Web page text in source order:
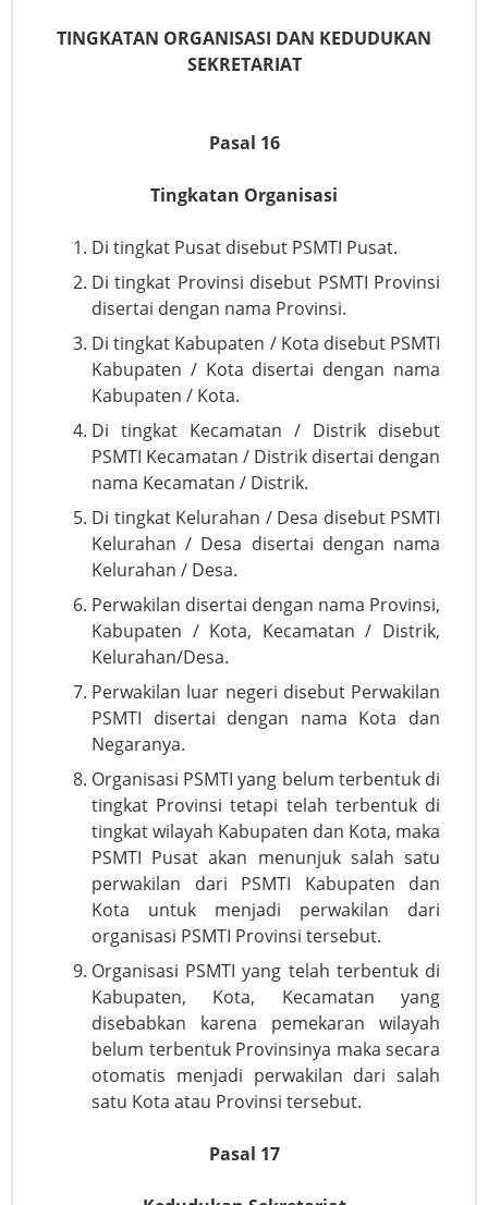
TINGKATAN ORGANISASI DAN KEDUDUKAN
SEKRETARIAT
Pasal 16
Tingkatan Organisasi
Di tingkat Pusat disebut PSMTI Pusat.
Di tingkat Provinsi disebut PSMTI Provinsi
disertai dengan nama Provinsi.
Di tingkat Kabupaten / Kota disebut PSMTI
Kabupaten / Kota disertai dengan nama
Kabupaten / Kota.
Di tingkat Kecamatan / Distrik disebut
PSMTI Kecamatan / Distrik disertai dengan
nama Kecamatan / Distrik.
Di tingkat Kelurahan / Desa disebut PSMTI
Kelurahan / Desa disertai dengan nama
Kelurahan / Desa.
Perwakilan disertai dengan nama Provinsi,
Kabupaten / Kota, Kecamatan / Distrik,
Kelurahan/Desa.
Perwakilan luar negeri disebut Perwakilan
PSMTI disertai dengan nama Kota dan
Negaranya.
Organisasi PSMTI yang belum terbentuk di
tingkat Provinsi tetapi telah terbentuk di
tingkat wilayah Kabupaten dan Kota, maka
PSMTI Pusat akan menunjuk salah satu
perwakilan dari PSMTI Kabupaten dan
Kota untuk menjadi perwakilan dari
organisasi PSMTI Provinsi tersebut.
Organisasi PSMTI yang telah terbentuk di
Kabupaten, Kota, Kecamatan yang
disebabkan karena pemekaran wilayah
belum terbentuk Provinsinya maka secara
otomatis menjadi perwakilan dari salah
satu Kota atau Provinsi tersebut.
Pasal 17